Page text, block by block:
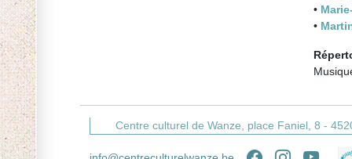
•
•
Centre culturel de Wanze, place Faniel, 8 -